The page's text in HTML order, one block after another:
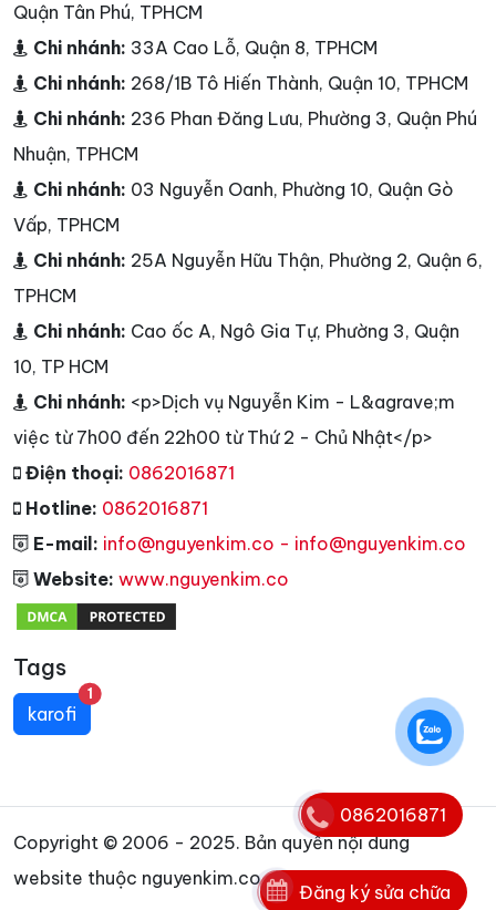
Quận Tân Phú, TPHCM
Chi nhánh: 33A Cao Lỗ, Quận 8, TPHCM
Chi nhánh: 268/1B Tô Hiến Thành, Quận 10, TPHCM
Chi nhánh: 236 Phan Đăng Lưu, Phường 3, Quận Phú
Nhuận, TPHCM
Chi nhánh: 03 Nguyễn Oanh, Phường 10, Quận Gò
Vấp, TPHCM
Chi nhánh: 25A Nguyễn Hữu Thận, Phường 2, Quận 6,
TPHCM
Chi nhánh: Cao ốc A, Ngô Gia Tự, Phường 3, Quận
10, TP HCM
Chi nhánh: <p>Dịch vụ Nguyễn Kim - L&agrave;m
việc từ 7h00 đến 22h00 từ Thứ 2 - Chủ Nhật</p>
Điện thoại: 0862016871
Hotline: 0862016871
E-mail: info@nguyenkim.co - info@nguyenkim.co
Website: www.nguyenkim.co
Tags
karofi
1unread messages
Copyright © 2006 - 2025. Bản quyền nội dung
website thuộc nguyenkim.co
Đăng ký sửa chữa
0862016871